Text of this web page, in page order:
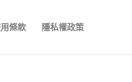
條款 隱私權政策